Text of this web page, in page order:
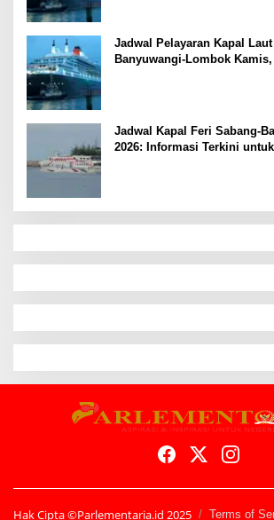
Jadwal Pelayaran Kapal
Banyuwangi-Lombok
Jadwal Kapal Feri Sabang-
2026: Informasi Terkini
Hak Cipta ©Parlementaria.id 2025 Terms of